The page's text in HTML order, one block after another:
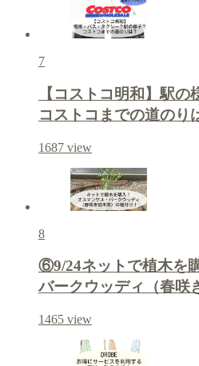
7
【コストコ明和】駅の
コストコまでの道のり
1687 view
8
⑥9/24ネットで植木を
バークウッディ（春咲
1465 view